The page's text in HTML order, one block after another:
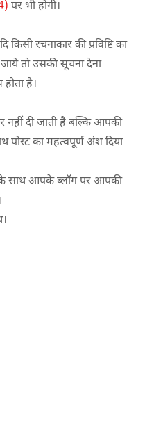
पर भी होगी।
रचनाकार की प्रविष्टि का
तो उसकी सूचना देना
है।
नहीं दी जाती है बल्कि आपकी
पोस्ट का महत्वपूर्ण अंश दिया
साथ आपके ब्लॉग पर आपकी